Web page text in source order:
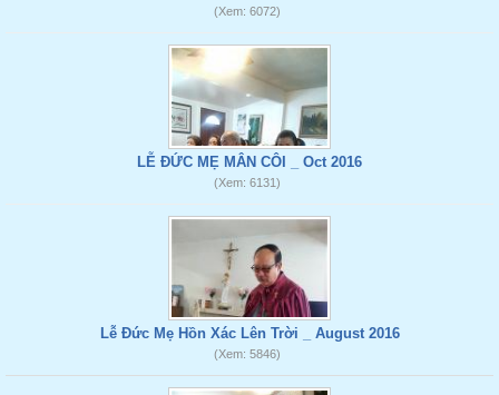
(Xem: 6072)
LỄ ĐỨC MẸ MÂN CÔI _ Oct 2016
(Xem: 6131)
Lễ Đức Mẹ Hồn Xác Lên Trời _ August 2016
(Xem: 5846)